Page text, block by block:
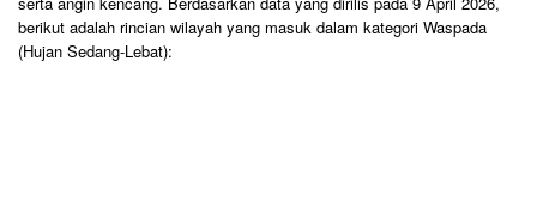
berikut adalah rincian wilayah yang masuk dalam kategori Waspada
(Hujan Sedang-Lebat):